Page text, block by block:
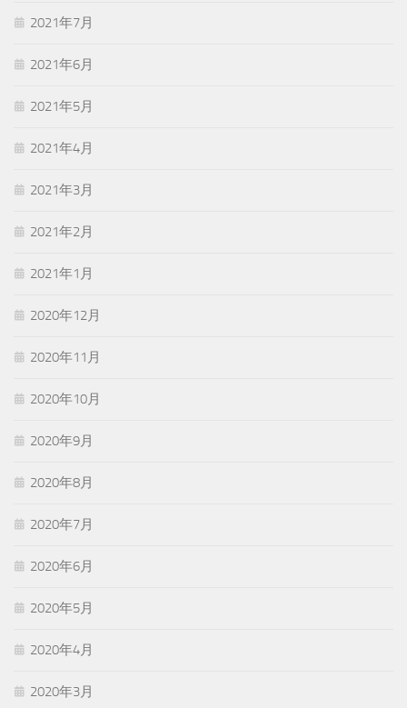
2021年7月
2021年6月
2021年5月
2021年4月
2021年3月
2021年2月
2021年1月
2020年12月
2020年11月
2020年10月
2020年9月
2020年8月
2020年7月
2020年6月
2020年5月
2020年4月
2020年3月